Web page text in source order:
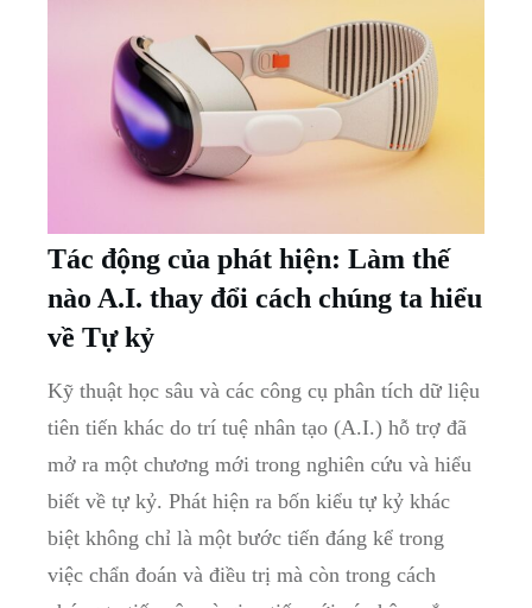
Tác động của phát hiện: ‍Làm thế
nào A.I. thay đổi cách ​chúng ⁢ta hiểu​
về⁣ Tự kỷ
Kỹ thuật học sâu và ⁢các công‍ cụ​ phân​ tích dữ liệu
tiên tiến khác do trí tuệ⁣ nhân tạo ‌(A.I.) hỗ trợ đã
mở ra ⁣một chương‌ mới trong nghiên‌ cứu và hiểu
biết về tự kỷ.⁢ Phát⁤ hiện ra ‌bốn kiểu tự kỷ khác‍
biệt không chỉ là một bước tiến đáng kể ⁣trong
việc chẩn đoán và điều trị ‌mà còn⁢ trong cách